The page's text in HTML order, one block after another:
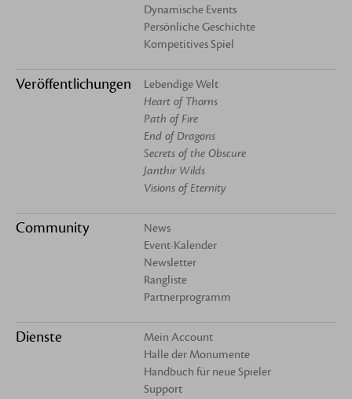
Dynamische Events
Persönliche Geschichte
Kompetitives Spiel
Veröffentlichungen
Lebendige Welt
Heart of Thorns
Path of Fire
End of Dragons
Secrets of the Obscure
Janthir Wilds
Visions of Eternity
Community
News
Event-Kalender
Newsletter
Rangliste
Partnerprogramm
Dienste
Mein Account
Halle der Monumente
Handbuch für neue Spieler
Support